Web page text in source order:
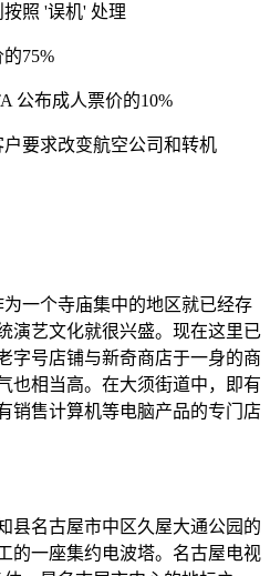
照 '误机' 处理
75%
公布成人票价的10%
要求改变航空公司和转机
一个寺庙集中的地区就已经存
演艺文化就很兴盛。现在这里已
字号店铺与新奇商店于一身的商
也相当高。在大须街道中，即有
销售计算机等电脑产品的专门店
县名古屋市中区久屋大通公园的
的一座集约电波塔。名古屋电视